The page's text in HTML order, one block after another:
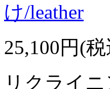
け/leather
25,100円(
リクライ